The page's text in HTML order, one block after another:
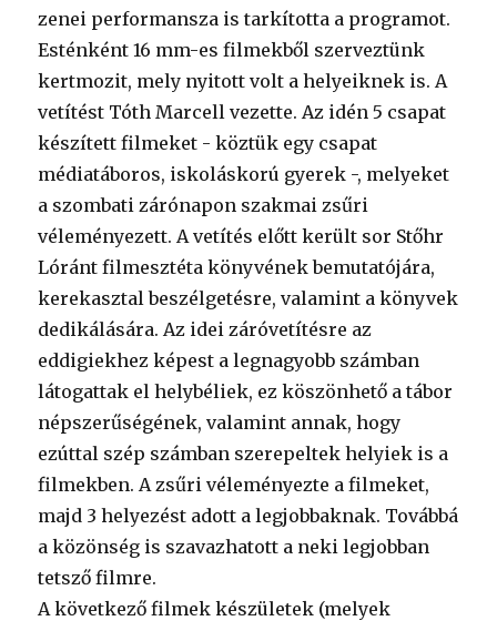
zenei performansza is tarkította a programot.
Esténként 16 mm-es filmekből szerveztünk
kertmozit, mely nyitott volt a helyeiknek is. A
vetítést Tóth Marcell vezette. Az idén 5 csapat
készített filmeket - köztük egy csapat
médiatáboros, iskoláskorú gyerek -, melyeket
a szombati zárónapon szakmai zsűri
véleményezett. A vetítés előtt került sor Stőhr
Lóránt filmesztéta könyvének bemutatójára,
kerekasztal beszélgetésre, valamint a könyvek
dedikálására. Az idei záróvetítésre az
eddigiekhez képest a legnagyobb számban
látogattak el helybéliek, ez köszönhető a tábor
népszerűségének, valamint annak, hogy
ezúttal szép számban szerepeltek helyiek is a
filmekben. A zsűri véleményezte a filmeket,
majd 3 helyezést adott a legjobbaknak. Továbbá
a közönség is szavazhatott a neki legjobban
tetsző filmre.
A következő filmek készületek (melyek